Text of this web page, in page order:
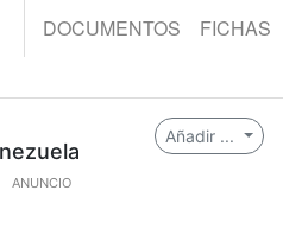
DOCUMENTOS FICHAS
Añadir ...
ANUNCIO